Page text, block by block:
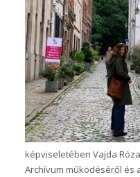
képviseletében Vajda
Archívum működéséről és